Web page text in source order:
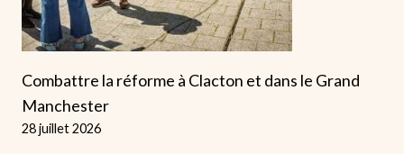
Combattre la réforme à Clacton et dans le Grand
Manchester
28 juillet 2026